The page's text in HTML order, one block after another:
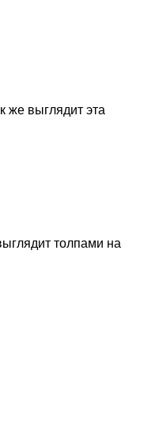
же выглядит эта
толпами на